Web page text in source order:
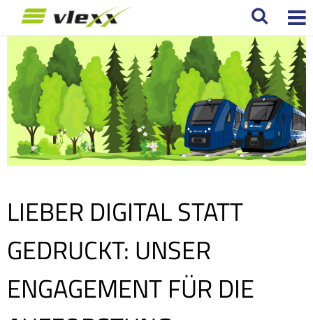
LIEBER DIGITAL STATT
GEDRUCKT: UNSER
ENGAGEMENT FÜR DIE